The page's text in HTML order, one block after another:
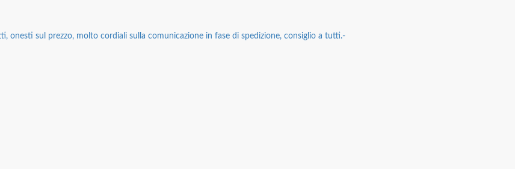
onesti sul prezzo, molto cordiali sulla comunicazione in fase di spedizione, consiglio a tutti.-